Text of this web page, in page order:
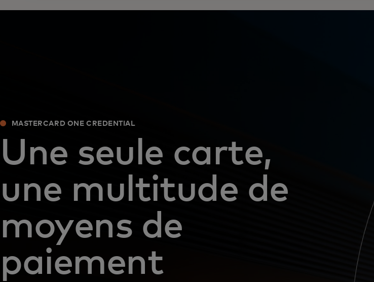
MASTERCARD ONE CREDENTIAL
Une seule carte,
une multitude de
moyens de
paiement